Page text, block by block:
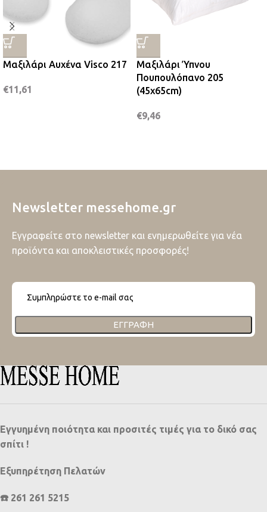
Μαξιλάρι Αυχένα Visco 217
€11,61
Μαξιλάρι Ύπνου
Πουπουλόπανο 205
(45x65cm)
€9,46
Newsletter messehome.gr
Εγγραφείτε στο newsletter και ενημερωθείτε για νέα
προϊόντα και αποκλειστικές προσφορές!
ΕΓΓΡΑΦΉ
Εγγυημένη ποιότητα και προσιτές τιμές για το δικό σας
σπίτι !
Εξυπηρέτηση Πελατών
☎️ 261 261 5215